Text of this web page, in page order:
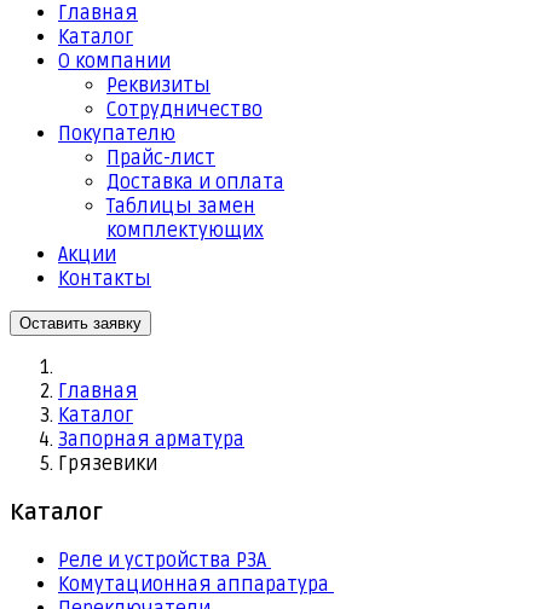
Главная
Каталог
О компании
Реквизиты
Cотрудничество
Покупателю
Прайс-лист
Доставка и оплата
Таблицы замен
комплектующих
Акции
Контакты
Оставить заявку
Главная
Каталог
Запорная арматура
Грязевики
Каталог
Реле и устройства РЗА
Комутационная аппаратура